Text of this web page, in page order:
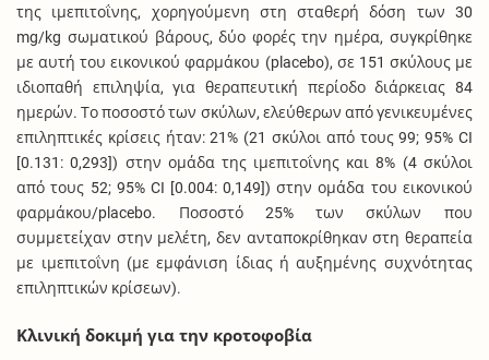
της ιμεπιτοΐνης, χορηγούμενη στη σταθερή δόση των 30
mg/kg σωματικού βάρους, δύο φορές την ημέρα, συγκρίθηκε
με αυτή του εικονικού φαρμάκου (placebo), σε 151 σκύλους με
ιδιοπαθή επιληψία, για θεραπευτική περίοδο διάρκειας 84
ημερών. Το ποσοστό των σκύλων, ελεύθερων από γενικευμένες
επιληπτικές κρίσεις ήταν: 21% (21 σκύλοι από τους 99; 95% CI
[0.131: 0,293]) στην ομάδα της ιμεπιτοΐνης και 8% (4 σκύλοι
από τους 52; 95% CI [0.004: 0,149]) στην ομάδα του εικονικού
φαρμάκου/placebo. Ποσοστό 25% των σκύλων που
συμμετείχαν στην μελέτη, δεν ανταποκρίθηκαν στη θεραπεία
με ιμεπιτοΐνη (με εμφάνιση ίδιας ή αυξημένης συχνότητας
επιληπτικών κρίσεων).
Κλινική δοκιμή για την κροτοφοβία